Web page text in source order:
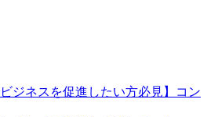
ジネスを促進したい方必見】コン